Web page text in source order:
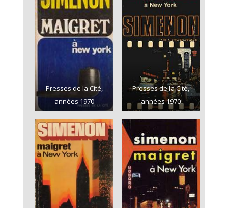
Presses de la Cité,
années 1970
Presses de la Cité,
années 1970